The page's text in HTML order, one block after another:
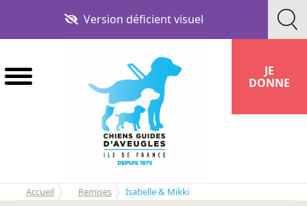
la
contenu
Version déficient visuel
JE
DONNE
Accueil Remises Isabelle & Mikki